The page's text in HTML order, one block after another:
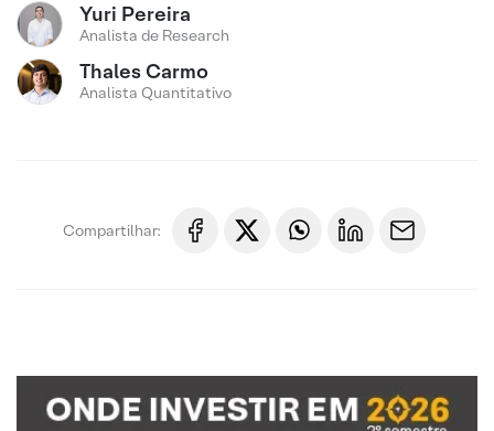
Yuri Pereira
Analista de Research
Thales Carmo
Analista Quantitativo
Compartilhar: